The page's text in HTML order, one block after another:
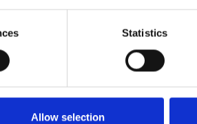
Statistics
Allow selection
combinatie vloeibaar afval uit
en kilometers met deze prachtige